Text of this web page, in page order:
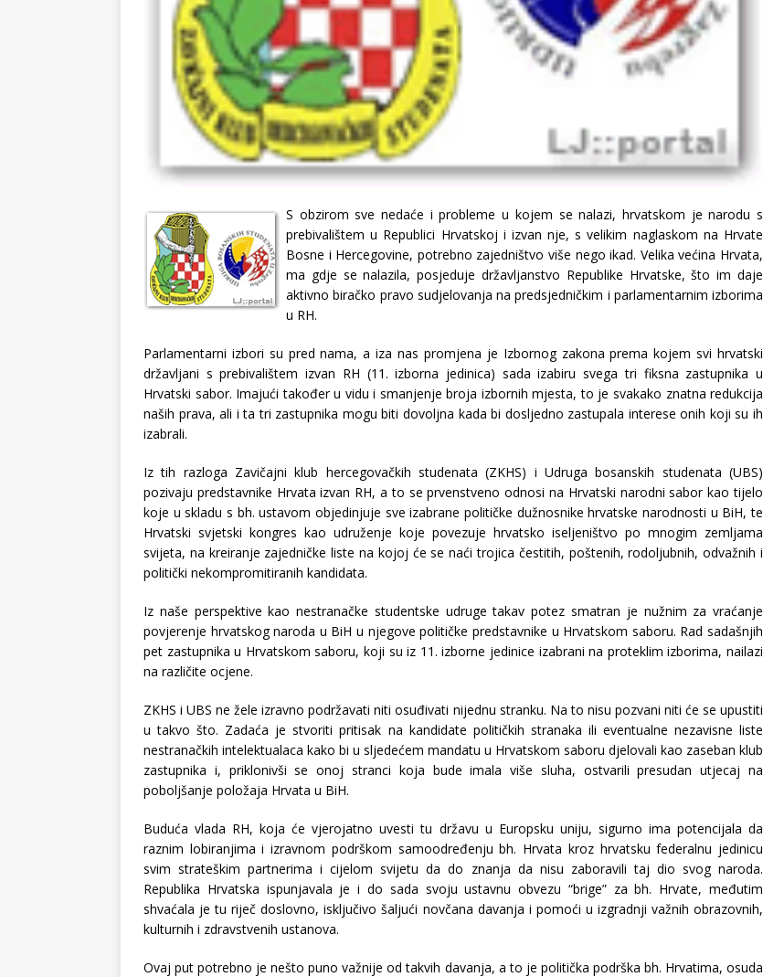
S obzirom sve nedaće i probleme u kojem se nalazi, hrvatskom je narodu s
prebivalištem u Republici Hrvatskoj i izvan nje, s velikim naglaskom na Hrvate
Bosne i Hercegovine, potrebno zajedništvo više nego ikad. Velika većina Hrvata,
ma gdje se nalazila, posjeduje državljanstvo Republike Hrvatske, što im daje
aktivno biračko pravo sudjelovanja na predsjedničkim i parlamentarnim izborima
u RH.
Parlamentarni izbori su pred nama, a iza nas promjena je Izbornog zakona prema kojem svi hrvatski
državljani s prebivalištem izvan RH (11. izborna jedinica) sada izabiru svega tri fiksna zastupnika u
Hrvatski sabor. Imajući također u vidu i smanjenje broja izbornih mjesta, to je svakako znatna redukcija
naših prava, ali i ta tri zastupnika mogu biti dovoljna kada bi dosljedno zastupala interese onih koji su ih
izabrali.
Iz tih razloga Zavičajni klub hercegovačkih studenata (ZKHS) i Udruga bosanskih studenata (UBS)
pozivaju predstavnike Hrvata izvan RH, a to se prvenstveno odnosi na Hrvatski narodni sabor kao tijelo
koje u skladu s bh. ustavom objedinjuje sve izabrane političke dužnosnike hrvatske narodnosti u BiH, te
Hrvatski svjetski kongres kao udruženje koje povezuje hrvatsko iseljeništvo po mnogim zemljama
svijeta, na kreiranje zajedničke liste na kojoj će se naći trojica čestitih, poštenih, rodoljubnih, odvažnih i
politički nekompromitiranih kandidata.
Iz naše perspektive kao nestranačke studentske udruge takav potez smatran je nužnim za vraćanje
povjerenje hrvatskog naroda u BiH u njegove političke predstavnike u Hrvatskom saboru. Rad sadašnjih
pet zastupnika u Hrvatskom saboru, koji su iz 11. izborne jedinice izabrani na proteklim izborima, nailazi
na različite ocjene.
ZKHS i UBS ne žele izravno podržavati niti osuđivati nijednu stranku. Na to nisu pozvani niti će se upustiti
u takvo što. Zadaća je stvoriti pritisak na kandidate političkih stranaka ili eventualne nezavisne liste
nestranačkih intelektualaca kako bi u sljedećem mandatu u Hrvatskom saboru djelovali kao zaseban klub
zastupnika i, priklonivši se onoj stranci koja bude imala više sluha, ostvarili presudan utjecaj na
poboljšanje položaja Hrvata u BiH.
Buduća vlada RH, koja će vjerojatno uvesti tu državu u Europsku uniju, sigurno ima potencijala da
raznim lobiranjima i izravnom podrškom samoodređenju bh. Hrvata kroz hrvatsku federalnu jedinicu
svim strateškim partnerima i cijelom svijetu da do znanja da nisu zaboravili taj dio svog naroda.
Republika Hrvatska ispunjavala je i do sada svoju ustavnu obvezu “brige” za bh. Hrvate, međutim
shvaćala je tu riječ doslovno, isključivo šaljući novčana davanja i pomoći u izgradnji važnih obrazovnih,
kulturnih i zdravstvenih ustanova.
Ovaj put potrebno je nešto puno važnije od takvih davanja, a to je politička podrška bh. Hrvatima, osuda